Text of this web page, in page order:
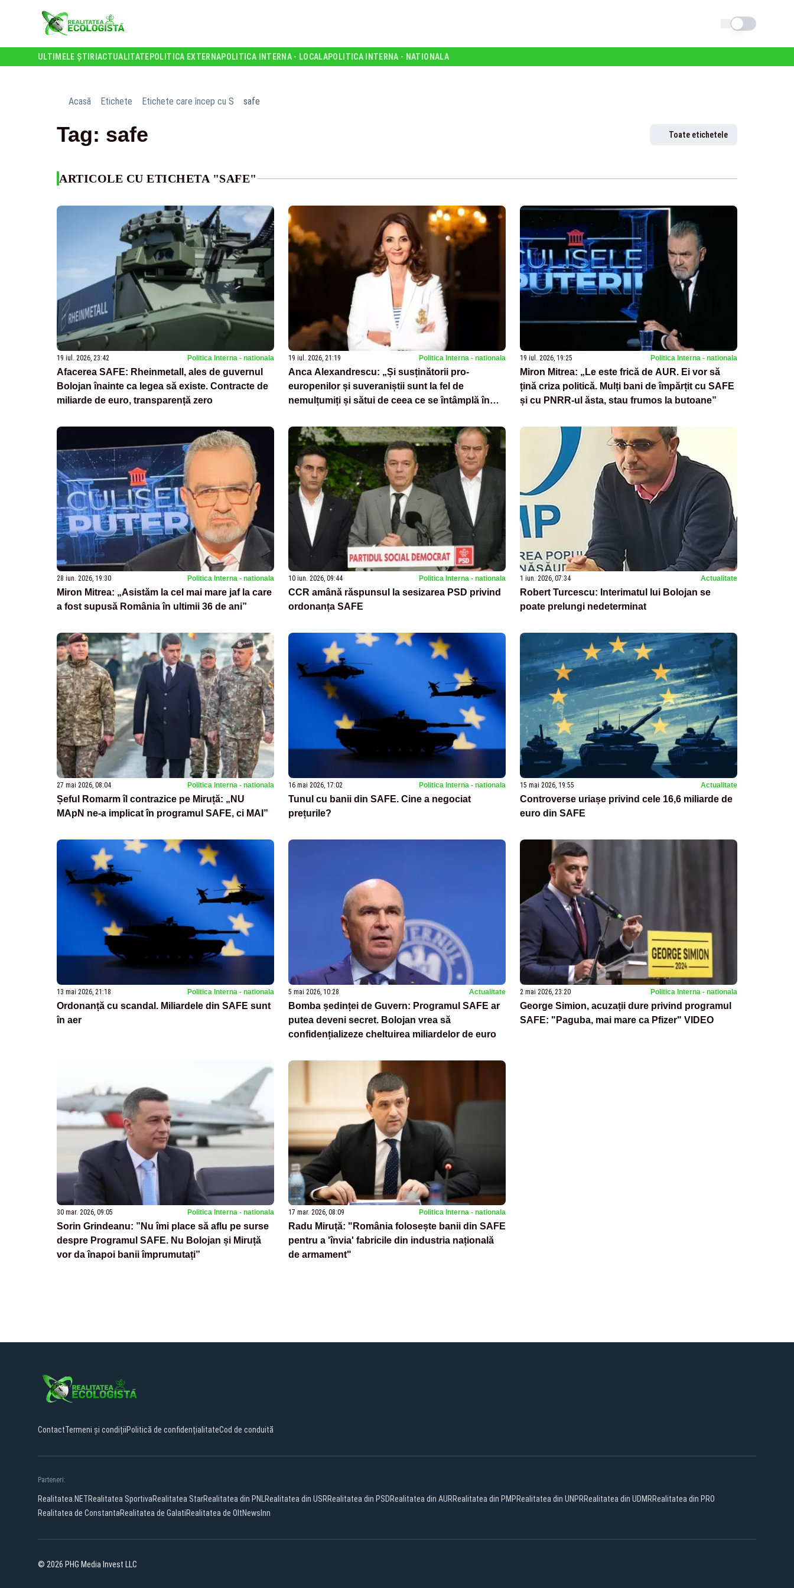
Schimba tema
ULTIMELE ȘTIRI ACTUALITATE POLITICA EXTERNAPOLITICA INTERNA - LOCALAPOLITICA INTERNA - NATIONALA
Acasă Etichete Etichete care încep cu S safe
Tag: safe Toate etichetele
ARTICOLE CU ETICHETA "SAFE"
19 iul. 2026, 23:42 Politica Interna - nationala
Afacerea SAFE: Rheinmetall, ales de guvernul
Bolojan înainte ca legea să existe. Contracte de
miliarde de euro, transparență zero
19 iul. 2026, 21:19 Politica Interna - nationala
Anca Alexandrescu: „Și susținătorii pro-
europenilor și suveraniștii sunt la fel de
nemulțumiți și sătui de ceea ce se întâmplă în
19 iul. 2026, 19:25 Politica Interna - nationala
Miron Mitrea: „Le este frică de AUR. Ei vor să
țină criza politică. Mulți bani de împărțit cu SAFE
și cu PNRR-ul ăsta, stau frumos la butoane”
28 iun. 2026, 19:30 Politica Interna - nationala
Miron Mitrea: „Asistăm la cel mai mare jaf la care
a fost supusă România în ultimii 36 de ani”
10 iun. 2026, 09:44 Politica Interna - nationala
CCR amână răspunsul la sesizarea PSD privind
ordonanța SAFE
1 iun. 2026, 07:34 Actualitate
Robert Turcescu: Interimatul lui Bolojan se
poate prelungi nedeterminat
27 mai 2026, 08:04 Politica Interna - nationala
Șeful Romarm îl contrazice pe Miruță: „NU
MApN ne-a implicat în programul SAFE, ci MAI”
16 mai 2026, 17:02 Politica Interna - nationala
Tunul cu banii din SAFE. Cine a negociat
prețurile?
15 mai 2026, 19:55 Actualitate
Controverse uriașe privind cele 16,6 miliarde de
euro din SAFE
13 mai 2026, 21:18 Politica Interna - nationala
Ordonanță cu scandal. Miliardele din SAFE sunt
în aer
5 mai 2026, 10:28 Actualitate
Bomba ședinței de Guvern: Programul SAFE ar
putea deveni secret. Bolojan vrea să
confidențializeze cheltuirea miliardelor de euro
2 mai 2026, 23:20 Politica Interna - nationala
George Simion, acuzații dure privind programul
SAFE: "Paguba, mai mare ca Pfizer" VIDEO
30 mar. 2026, 09:05 Politica Interna - nationala
Sorin Grindeanu: ”Nu îmi place să aflu pe surse
despre Programul SAFE. Nu Bolojan și Miruță
vor da înapoi banii împrumutați”
17 mar. 2026, 08:09 Politica Interna - nationala
Radu Miruță: "România folosește banii din SAFE
pentru a 'învia' fabricile din industria națională
de armament"
ContactTermeni și condițiiPolitică de confidențialitateCod de conduită
Parteneri:
Realitatea.NETRealitatea SportivaRealitatea StarRealitatea din PNLRealitatea din USRRealitatea din PSDRealitatea din AURRealitatea din PMPRealitatea din UNPRRealitatea din UDMRRealitatea din PRO
Realitatea de ConstantaRealitatea de GalatiRealitatea de OltNewsInn
© 2026 PHG Media Invest LLC